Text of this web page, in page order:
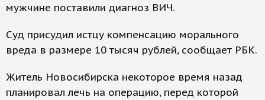
мужчине поставили диагноз ВИЧ.
Суд присудил истцу компенсацию морального
вреда в размере 10 тысяч рублей, сообщает РБК.
Житель Новосибирска некоторое время назад
планировал лечь на операцию, перед которой